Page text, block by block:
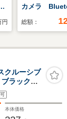
/
円
カメラ
総額：
クルーシブ
ラックレ
スパッケ
チビーム
対応 後期
本体価格